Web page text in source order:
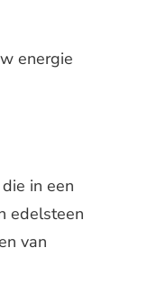
energie
in een
edelsteen
van